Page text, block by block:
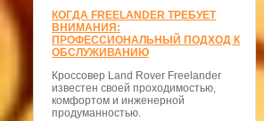
КОГДА FREELANDER ТРЕБУЕТ
ВНИМАНИЯ:
ПРОФЕССИОНАЛЬНЫЙ ПОДХОД К
ОБСЛУЖИВАНИЮ
Кроссовер Land Rover Freelander
известен своей проходимостью,
комфортом и инженерной
продуманностью.